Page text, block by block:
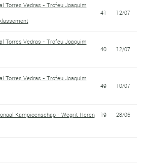
Torres Vedras - Trofeu Joaquim
41 12/07
Torres Vedras - Trofeu Joaquim
40 12/07
Torres Vedras - Trofeu Joaquim
49 10/07
Kampioenschap - Wegrit Heren 19 28/06